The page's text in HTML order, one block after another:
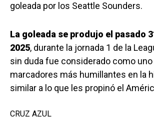
goleada por los Seattle Sounders.
La goleada se produjo el pasado
2025, durante la jornada 1 de la
sin duda fue considerado como uno
marcadores más humillantes en la
similar a lo que les propinó el
CRUZ AZUL